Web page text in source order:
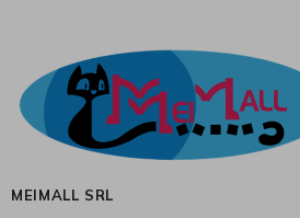
MEIMALL SRL